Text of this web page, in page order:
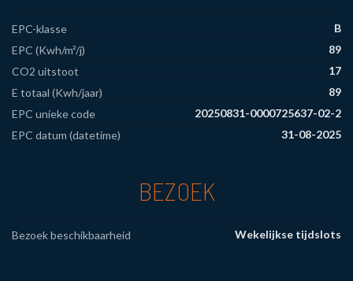
EPC-klasse
B
EPC (Kwh/m²/j)
89
CO2 uitstoot
17
E totaal (Kwh/jaar)
89
EPC unieke code
20250831-0000725637-02-2
EPC datum (datetime)
31-08-2025
BEZOEK
Bezoek beschikbaarheid Wekelijkse tijdslots